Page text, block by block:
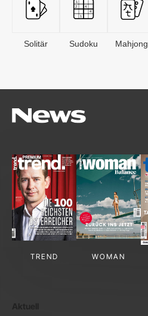
Solitär Sudoku Mahjong
TREND WOMAN